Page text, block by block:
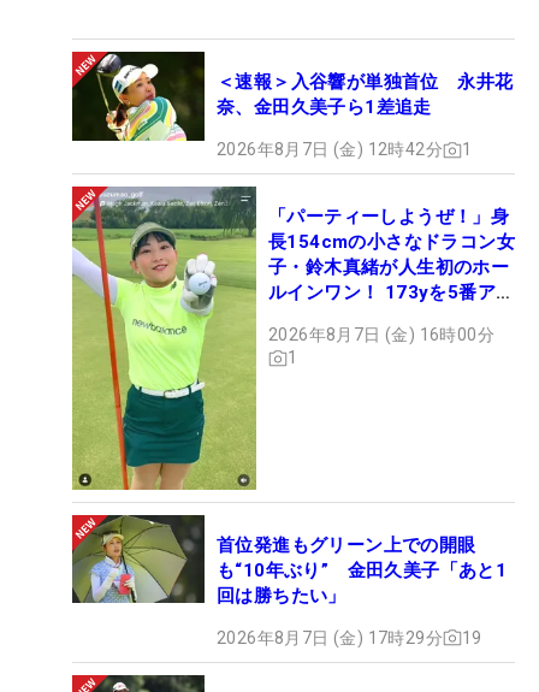
＜速報＞入谷響が単独首位 永井花
奈、金田久美子ら1差追走
2026年8月7日 (金) 12時42分 1
「パーティーしようぜ！」身
長154cmの小さなドラコン女
子・鈴木真緒が人生初のホー
ルインワン！ 173yを5番アイ
2026年8月7日 (金) 16時00分
1
首位発進もグリーン上での開眼
も“10年ぶり” 金田久美子「あと1
回は勝ちたい」
2026年8月7日 (金) 17時29分 19